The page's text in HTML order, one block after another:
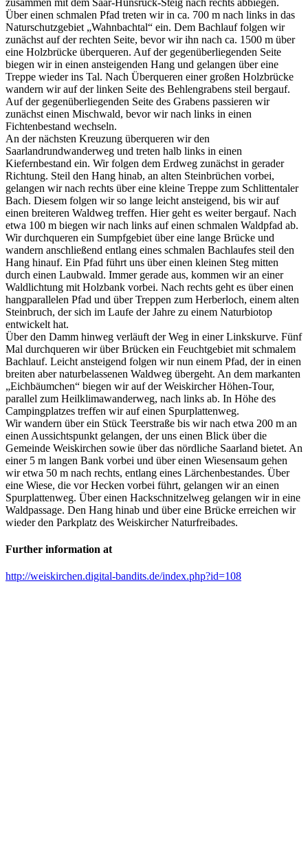
Über einen schmalen Pfad treten wir in ca. 700 m nach links in das
Naturschutzgebiet „Wahnbachtal“ ein. Dem Bachlauf folgen wir
zunächst auf der rechten Seite, bevor wir ihn nach ca. 1500 m über
eine Holzbrücke überqueren. Auf der gegenüberliegenden Seite
biegen wir in einen ansteigenden Hang und gelangen über eine
Treppe wieder ins Tal. Nach Überqueren einer großen Holzbrücke
wandern wir auf der linken Seite des Behlengrabens steil bergauf.
Auf der gegenüberliegenden Seite des Grabens passieren wir
zunächst einen Mischwald, bevor wir nach links in einen
Fichtenbestand wechseln.
An der nächsten Kreuzung überqueren wir den
Saarlandrundwanderweg und treten halb links in einen
Kiefernbestand ein. Wir folgen dem Erdweg zunächst in gerader
Richtung. Steil den Hang hinab, an alten Steinbrüchen vorbei,
gelangen wir nach rechts über eine kleine Treppe zum Schlittentaler
Bach. Diesem folgen wir so lange leicht ansteigend, bis wir auf
einen breiteren Waldweg treffen. Hier geht es weiter bergauf. Nach
etwa 100 m biegen wir nach links auf einen schmalen Waldpfad ab.
Wir durchqueren ein Sumpfgebiet über eine lange Brücke und
wandern anschließend entlang eines schmalen Bachlaufes steil den
Hang hinauf. Ein Pfad führt uns über einen kleinen Steg mitten
durch einen Laubwald. Immer gerade aus, kommen wir an einer
Waldlichtung mit Holzbank vorbei. Nach rechts geht es über einen
hangparallelen Pfad und über Treppen zum Herberloch, einem alten
Steinbruch, der sich im Laufe der Jahre zu einem Naturbiotop
entwickelt hat.
Über den Damm hinweg verläuft der Weg in einer Linkskurve. Fünf
Mal durchqueren wir über Brücken ein Feuchtgebiet mit schmalem
Bachlauf. Leicht ansteigend folgen wir nun einem Pfad, der in einen
breiten aber naturbelassenen Waldweg übergeht. An dem markanten
„Eichbäumchen“ biegen wir auf der Weiskircher Höhen-Tour,
parallel zum Heilklimawanderweg, nach links ab. In Höhe des
Campingplatzes treffen wir auf einen Spurplattenweg.
Wir wandern über ein Stück Teerstraße bis wir nach etwa 200 m an
einen Aussichtspunkt gelangen, der uns einen Blick über die
Gemeinde Weiskirchen sowie über das nördliche Saarland bietet. An
einer 5 m langen Bank vorbei und über einen Wiesensaum gehen
wir etwa 50 m nach rechts, entlang eines Lärchenbestandes. Über
eine Wiese, die vor Hecken vorbei führt, gelangen wir an einen
Spurplattenweg. Über einen Hackschnitzelweg gelangen wir in eine
Waldpassage. Den Hang hinab und über eine Brücke erreichen wir
wieder den Parkplatz des Weiskircher Naturfreibades.
Further information at
http://weiskirchen.digital-bandits.de/index.php?id=108